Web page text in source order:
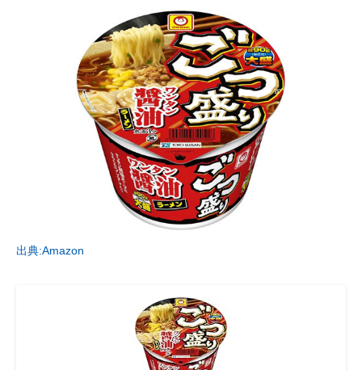
出典:Amazon